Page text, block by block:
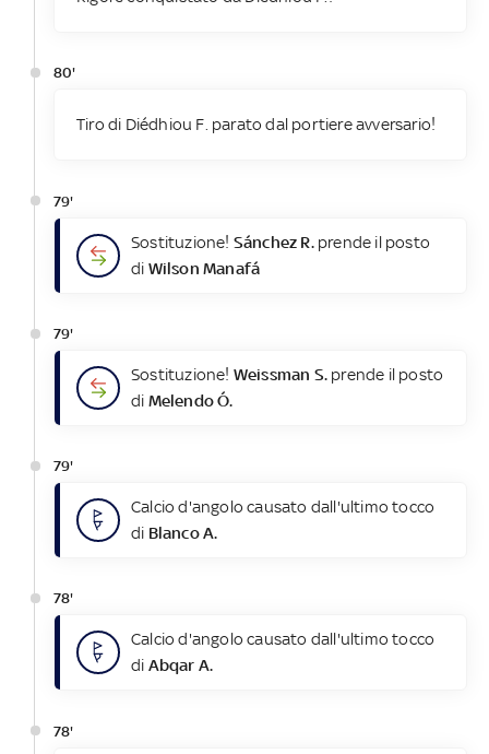
80'
Tiro di Diédhiou F. parato dal portiere avversario!
79'
Sostituzione! Sánchez R.prende il posto
di Wilson Manafá
79'
Sostituzione! Weissman S. prende il posto
di Melendo Ó.
79'
Calcio d'angolo causato dall'ultimo tocco
di Blanco A.
78'
Calcio d'angolo causato dall'ultimo tocco
di Abqar A.
78'